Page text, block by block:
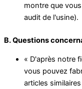
montre que
audit de l'usine).
B. Questions
« D'après notre
vous pouvez
articles